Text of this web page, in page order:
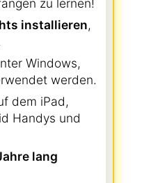
zu lernen!
installieren,
Windows,
werden.
dem iPad,
Handys und
lang